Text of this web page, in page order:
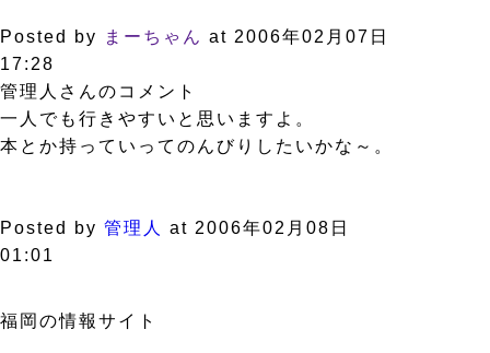
Posted by まーちゃん at 2006年02月07日
17:28
管理人さんのコメント
一人でも行きやすいと思いますよ。
本とか持っていってのんびりしたいかな～。
Posted by 管理人
at 2006年02月08日
01:01
福岡の情報サイト